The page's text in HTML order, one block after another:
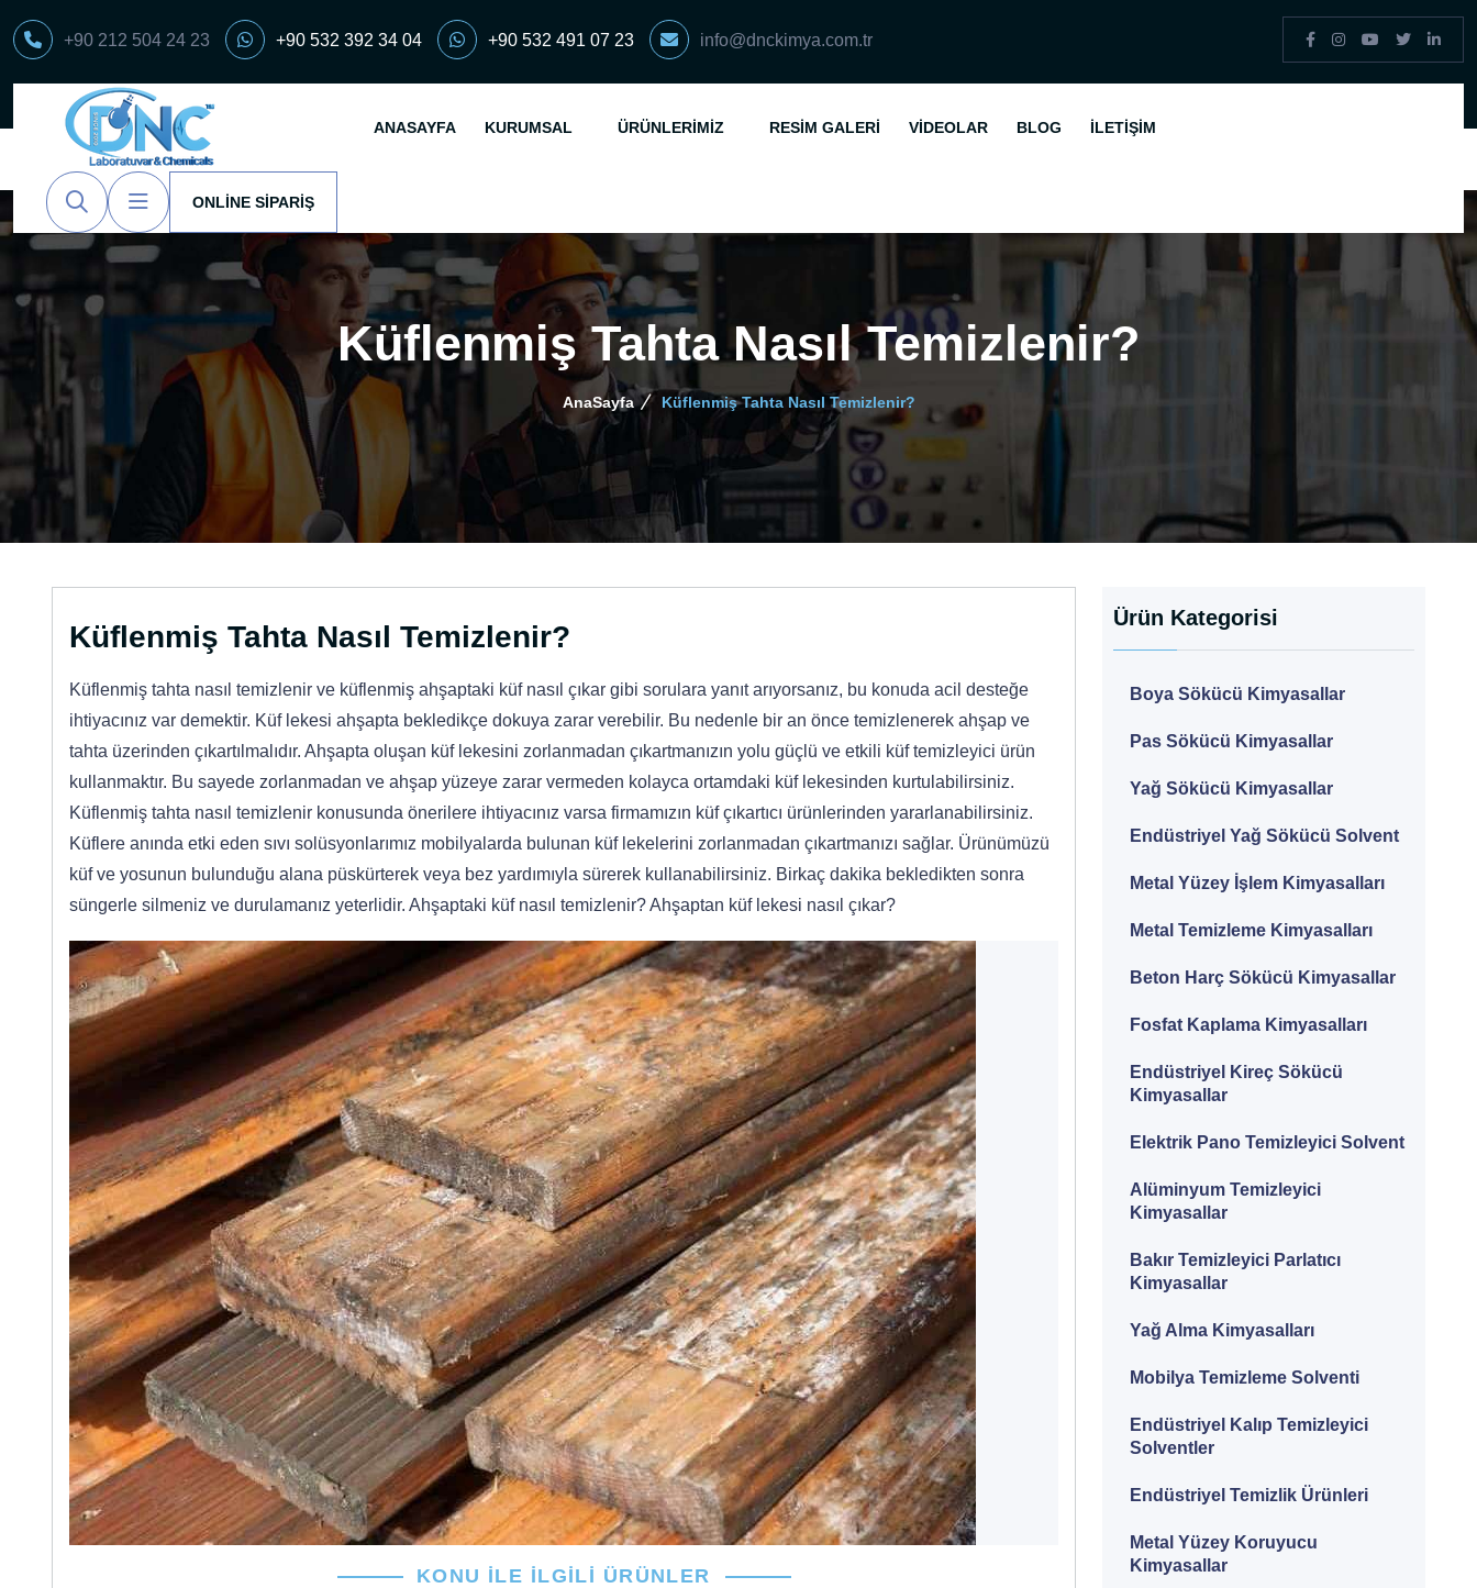
+90 212 504 24 23 +90 532 392 34 04 +90 532 491 07 23 info@dnckimya.com.tr
ANASAYFA KURUMSAL ÜRÜNLERIMIZ RESIM GALERI VIDEOLAR BLOG İLETIŞIM
ONLINE SIPARIŞ
Küflenmiş Tahta Nasıl Temizlenir?
AnaSayfa Küflenmiş Tahta Nasıl Temizlenir?
Küflenmiş Tahta Nasıl Temizlenir?
Küflenmiş tahta nasıl temizlenir ve küflenmiş ahşaptaki küf nasıl çıkar gibi sorulara yanıt arıyorsanız, bu konuda acil desteğe
ihtiyacınız var demektir. Küf lekesi ahşapta bekledikçe dokuya zarar verebilir. Bu nedenle bir an önce temizlenerek ahşap ve
tahta üzerinden çıkartılmalıdır. Ahşapta oluşan küf lekesini zorlanmadan çıkartmanızın yolu güçlü ve etkili küf temizleyici ürün
kullanmaktır. Bu sayede zorlanmadan ve ahşap yüzeye zarar vermeden kolayca ortamdaki küf lekesinden kurtulabilirsiniz.
Küflenmiş tahta nasıl temizlenir konusunda önerilere ihtiyacınız varsa firmamızın küf çıkartıcı ürünlerinden yararlanabilirsiniz.
Küflere anında etki eden sıvı solüsyonlarımız mobilyalarda bulunan küf lekelerini zorlanmadan çıkartmanızı sağlar. Ürünümüzü
küf ve yosunun bulunduğu alana püskürterek veya bez yardımıyla sürerek kullanabilirsiniz. Birkaç dakika bekledikten sonra
süngerle silmeniz ve durulamanız yeterlidir. Ahşaptaki küf nasıl temizlenir? Ahşaptan küf lekesi nasıl çıkar?
KONU İLE İLGILI ÜRÜNLER
Ürün Kategorisi
Boya Sökücü Kimyasallar
Pas Sökücü Kimyasallar
Yağ Sökücü Kimyasallar
Endüstriyel Yağ Sökücü Solvent
Metal Yüzey İşlem Kimyasalları
Metal Temizleme Kimyasalları
Beton Harç Sökücü Kimyasallar
Fosfat Kaplama Kimyasalları
Endüstriyel Kireç Sökücü
Kimyasallar
Elektrik Pano Temizleyici Solvent
Alüminyum Temizleyici
Kimyasallar
Bakır Temizleyici Parlatıcı
Kimyasallar
Yağ Alma Kimyasalları
Mobilya Temizleme Solventi
Endüstriyel Kalıp Temizleyici
Solventler
Endüstriyel Temizlik Ürünleri
Metal Yüzey Koruyucu
Kimyasallar